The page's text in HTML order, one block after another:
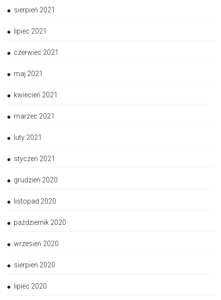
sierpień 2021
lipiec 2021
czerwiec 2021
maj 2021
kwiecień 2021
marzec 2021
luty 2021
styczeń 2021
grudzień 2020
listopad 2020
październik 2020
wrzesień 2020
sierpień 2020
lipiec 2020